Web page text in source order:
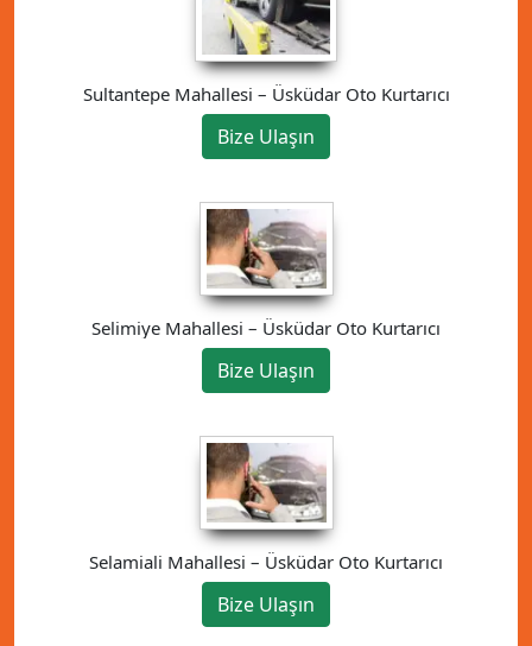
Sultantepe Mahallesi – Üsküdar Oto Kurtarıcı
Bize Ulaşın
Selimiye Mahallesi – Üsküdar Oto Kurtarıcı
Bize Ulaşın
Selamiali Mahallesi – Üsküdar Oto Kurtarıcı
Bize Ulaşın